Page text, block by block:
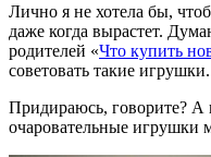
Лично я не хотела бы,
даже когда вырастет.
родителей «Что купить
советовать такие игрушки.
Придираюсь, говорите? А
очаровательные игрушки